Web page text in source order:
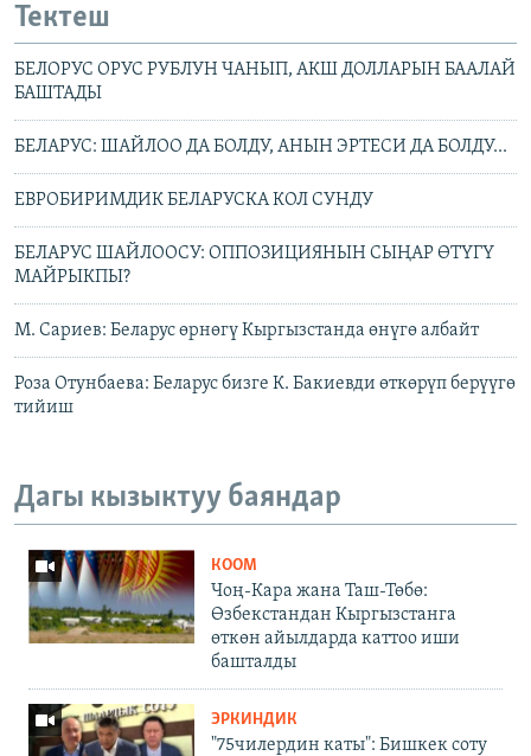
Тектеш
БЕЛОРУС ОРУС РУБЛУН ЧАНЫП, АКШ ДОЛЛАРЫН БААЛАЙ
БАШТАДЫ
БЕЛАРУС: ШАЙЛОО ДА БОЛДУ, АНЫН ЭРТЕСИ ДА БОЛДУ...
ЕВРОБИРИМДИК БЕЛАРУСКА КОЛ СУНДУ
БЕЛАРУС ШАЙЛООСУ: ОППОЗИЦИЯНЫН СЫҢАР ӨТҮГҮ
МАЙРЫКПЫ?
М. Сариев: Беларус өрнөгү Кыргызстанда өнүгө албайт
Роза Отунбаева: Беларус бизге К. Бакиевди өткөрүп берүүгө
тийиш
Дагы кызыктуу баяндар
КООМ
Чоң-Кара жана Таш-Төбө:
Өзбекстандан Кыргызстанга
өткөн айылдарда каттоо иши
башталды
ЭРКИНДИК
"75чилердин каты": Бишкек соту